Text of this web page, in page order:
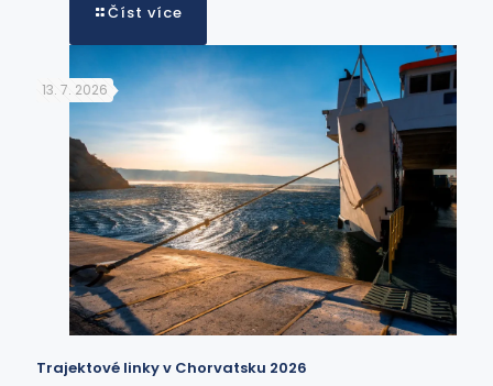
Číst více
13. 7. 2026
Trajektové linky v Chorvatsku 2026